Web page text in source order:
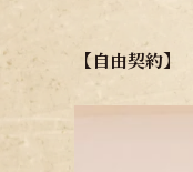
【自由契約】